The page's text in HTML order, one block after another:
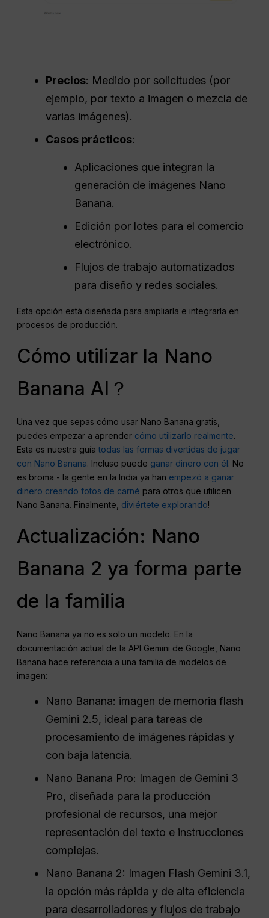
Precios: Medido por solicitudes (por
ejemplo, por texto a imagen o mezcla de
varias imágenes).
Casos prácticos:
Aplicaciones que integran la
generación de imágenes Nano
Banana.
Edición por lotes para el comercio
electrónico.
Flujos de trabajo automatizados
para diseño y redes sociales.
Esta opción está diseñada para ampliarla e integrarla en
procesos de producción.
Cómo utilizar la Nano
Banana AI？
Una vez que sepas cómo usar Nano Banana gratis,
puedes empezar a aprender cómo utilizarlo realmente.
Esta es nuestra guía todas las formas divertidas de jugar
con Nano Banana. Incluso puede ganar dinero con él. No
es broma - la gente en la India ya han empezó a ganar
dinero creando fotos de carné para otros que utilicen
Nano Banana. Finalmente, diviértete explorando!
Actualización: Nano
Banana 2 ya forma parte
de la familia
Nano Banana ya no es solo un modelo. En la
documentación actual de la API Gemini de Google, Nano
Banana hace referencia a una familia de modelos de
imagen:
Nano Banana: imagen de memoria flash
Gemini 2.5, ideal para tareas de
procesamiento de imágenes rápidas y
con baja latencia.
Nano Banana Pro: Imagen de Gemini 3
Pro, diseñada para la producción
profesional de recursos, una mejor
representación del texto e instrucciones
complejas.
Nano Banana 2: Imagen Flash Gemini 3.1,
la opción más rápida y de alta eficiencia
para desarrolladores y flujos de trabajo